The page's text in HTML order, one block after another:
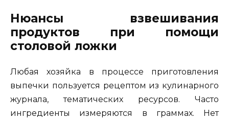
Нюансы взвешивания
продуктов при помощи
столовой ложки
Любая хозяйка в процессе приготовления
выпечки пользуется рецептом из кулинарного
журнала, тематических ресурсов. Часто
ингредиенты измеряются в граммах. Нет